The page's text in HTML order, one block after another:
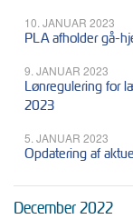
10. JANUAR 2023
PLA afholder gå-
9. JANUAR 2023
Lønregulering for
2023
5. JANUAR 2023
Opdatering af
December 2022